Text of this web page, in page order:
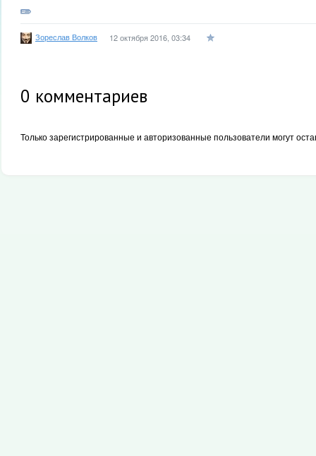
Зореслав Волков 12 октября 2016, 03:34
0 комментариев
Только зарегистрированные и авторизованные пользователи могут